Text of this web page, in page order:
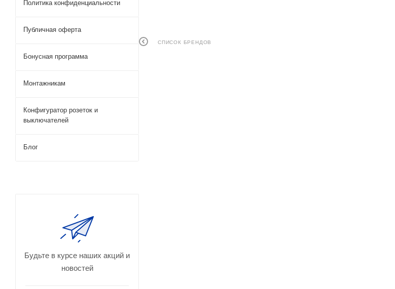
СПИСОК БРЕНДОВ
Политика конфиденциальности
Публичная оферта
Бонусная программа
Монтажникам
Конфигуратор розеток и
выключателей
Блог
Будьте в курсе наших акций и
новостей